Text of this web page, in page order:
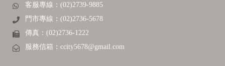
客服專線：(02)2739-9885
門市專線：(02)2736-5678
傳真：(02)2736-1222
服務信箱： ccity5678@gmail.com